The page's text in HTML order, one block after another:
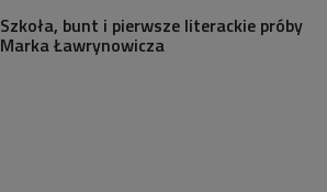
Szkoła, bunt i pierwsze literackie próby
Marka Ławrynowicza